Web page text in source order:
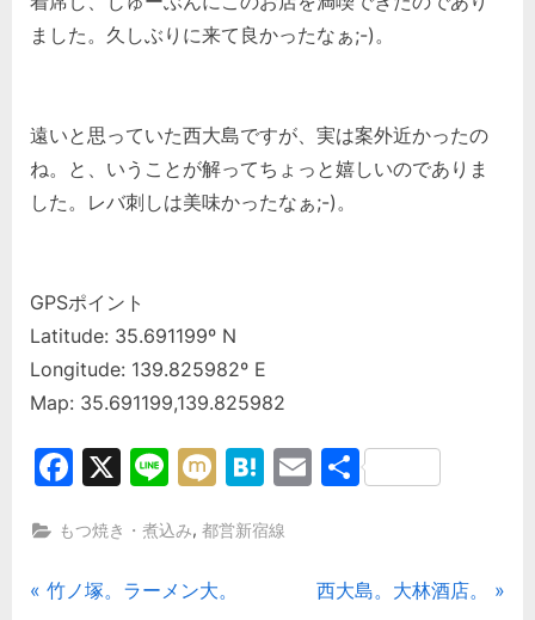
ました。久しぶりに来て良かったなぁ;-)。
遠いと思っていた西大島ですが、実は案外近かったの
ね。と、いうことが解ってちょっと嬉しいのでありま
した。レバ刺しは美味かったなぁ;-)。
GPSポイント
Latitude: 35.691199º N
Longitude: 139.825982º E
Map: 35.691199,139.825982
Facebook
X LineMixiHatena
Email
共
もつ焼き・煮込み,都営新宿線
投
P
竹ノ塚。ラーメン大。
N
西大島。大林酒店。